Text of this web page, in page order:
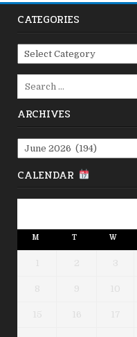
CATEGORIES
Categories
ARCHIVES
Archives
CALENDAR
M T W
1 2 3
8 9 10
15 16 17